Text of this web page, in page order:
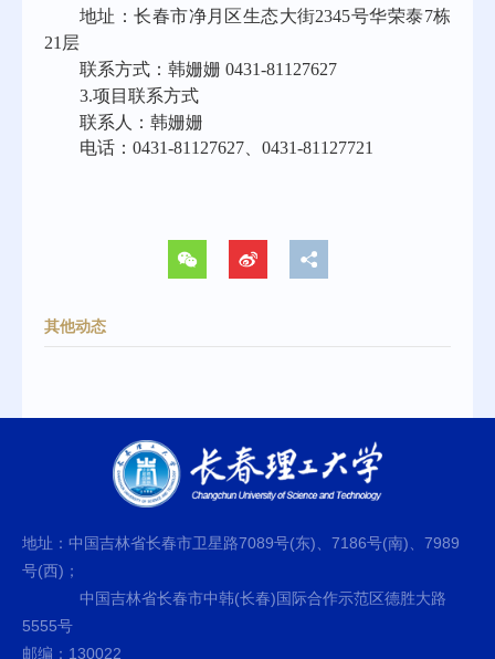
地址：长春市净月区生态大街2345号华荣泰7栋
21层
联系方式：韩姗姗 0431-81127627
3.项目联系方式
联系人：韩姗姗
电话： 0431-81127627、0431-81127721
其他动态
地址：中国吉林省长春市卫星路7089号(东)、7186号(南)、7989
号(西)；
中国吉林省长春市中韩(长春)国际合作示范区德胜大路
5555号
邮编：130022